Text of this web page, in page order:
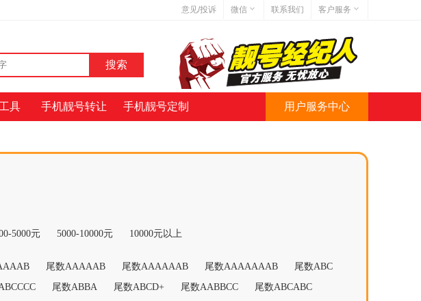
意见/投诉 微信
微信号:jihaoba999
联系我们
客户服务
网站地图
网站简介
具 手机靓号转让 手机靓号定制 用户服务中心
5000元 5000-10000元 10000元以上
尾数AAAAAB 尾数AAAAAAB 尾数AAAAAAAB
尾数ABC
尾数ABBA 尾数ABCD+ 尾数AABBCC
尾数ABCABC